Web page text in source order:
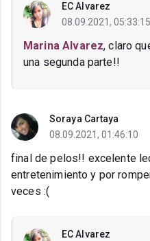
EC Alvarez
08.09.2021, 05:33:15
Marina Alvarez, claro
una segunda parte!!
Soraya Cartaya
08.09.2021, 01:46:10
final de pelos!! excelente
entretenimiento y por
veces :(
EC Alvarez